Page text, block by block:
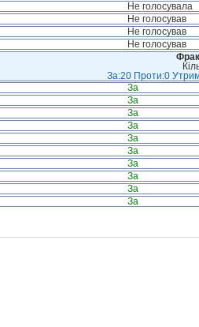
Не голосувала
Не голосував
Не голосував
Не голосував
За:20 Проти:0
За
За
За
За
За
За
За
За
За
За